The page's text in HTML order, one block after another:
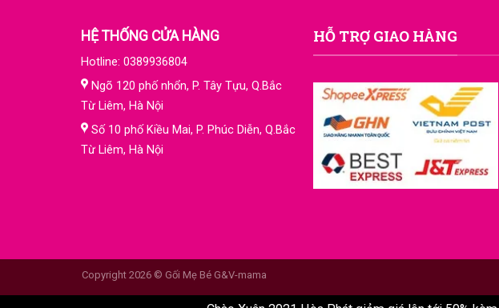
HỆ THỐNG CỬA HÀNG
Hotline: 0389936804
Ngõ 120 phố nhổn, P. Tây Tựu, Q.Bắc
Từ Liêm, Hà Nội
Số 10 phố Kiều Mai, P. Phúc Diễn, Q.Bắc
Từ Liêm, Hà Nội
HỖ TRỢ GIAO HÀNG
Copyright 2026 © Gối Mẹ Bé G&V-mama